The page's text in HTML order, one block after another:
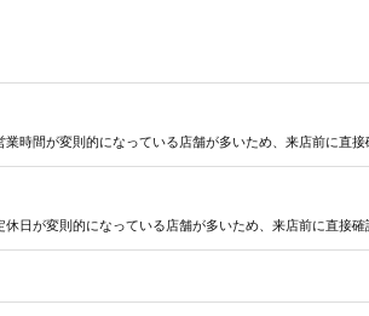
時間が変則的になっている店舗が多いため、来店前に直接
日が変則的になっている店舗が多いため、来店前に直接確